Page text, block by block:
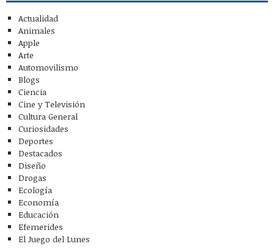
Actualidad
Animales
Apple
Arte
Automovilismo
Blogs
Ciencia
Cine y Televisión
Cultura General
Curiosidades
Deportes
Destacados
Diseño
Drogas
Ecología
Economía
Educación
Efemerides
El Juego del Lunes